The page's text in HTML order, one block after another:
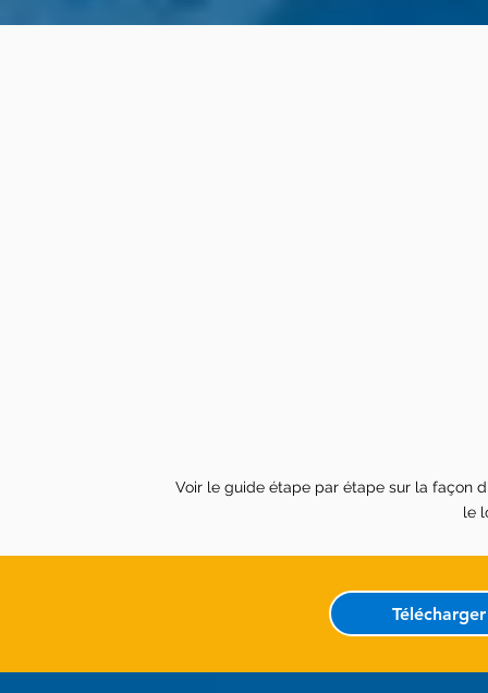
Voir le guide étape par étape sur la façon
le